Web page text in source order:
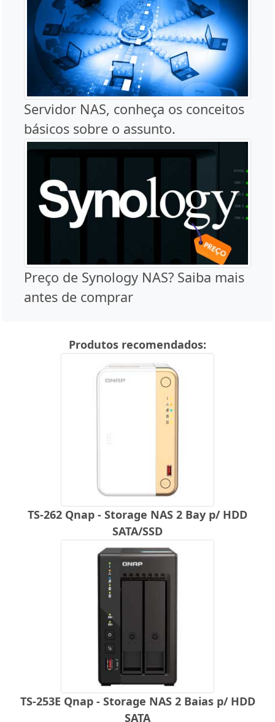
Servidor NAS, conheça os conceitos
básicos sobre o assunto.
Preço de Synology NAS? Saiba mais
antes de comprar
Produtos recomendados:
TS-262 Qnap - Storage NAS 2 Bay p/ HDD
SATA/SSD
TS-253E Qnap - Storage NAS 2 Baias p/ HDD
SATA